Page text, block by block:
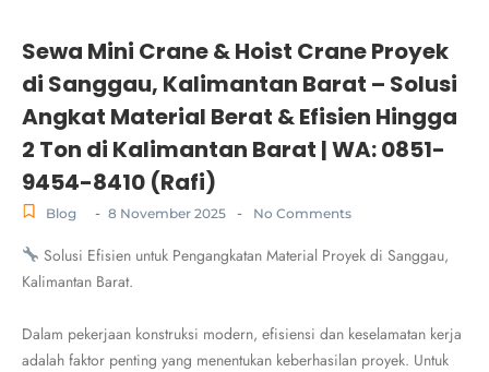
Sewa Mini Crane & Hoist Crane Proyek
di Sanggau, Kalimantan Barat – Solusi
Angkat Material Berat & Efisien Hingga
2 Ton di Kalimantan Barat | WA: 0851-
9454-8410 (Rafi)
Blog - 8 November 2025 - No Comments
Solusi Efisien untuk Pengangkatan Material Proyek di Sanggau,
Kalimantan Barat.
Dalam pekerjaan konstruksi modern, efisiensi dan keselamatan kerja
adalah faktor penting yang menentukan keberhasilan proyek. Untuk